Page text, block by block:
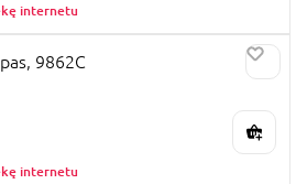
internetu
9862C
internetu